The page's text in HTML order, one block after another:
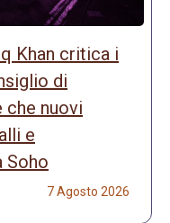
Khan critica i
di
nuovi
e
Soho
7 Agosto 2026